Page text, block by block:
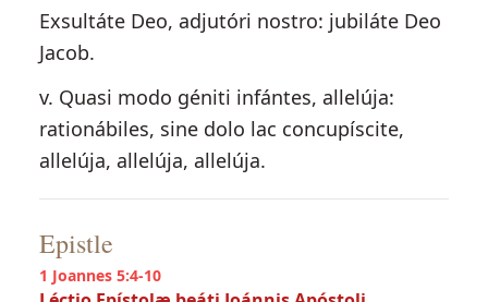
Exsultáte Deo, adjutóri nostro: jubiláte Deo
Jacob.
v. Quasi modo géniti infántes, allelúja:
rationábiles, sine dolo lac concupíscite,
allelúja, allelúja, allelúja.
Epistle
1 Joannes 5:4-10